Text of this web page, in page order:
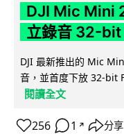
DJI Mic Mini
立錄音 32-bit
DJI 最新推出的 Mic
音，並首度下放 32-bit
閱讀全文
256 1 ↗ 分享